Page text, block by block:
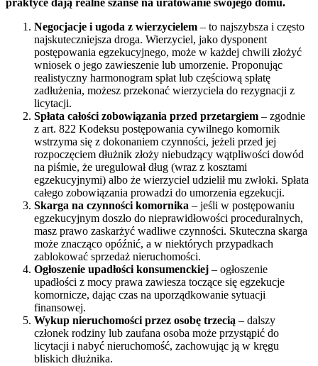
praktyce dają realne szanse na uratowanie swojego domu.
Negocjacje i ugoda z wierzycielem – to najszybsza i często
najskuteczniejsza droga. Wierzyciel, jako dysponent
postępowania egzekucyjnego, może w każdej chwili złożyć
wniosek o jego zawieszenie lub umorzenie. Proponując
realistyczny harmonogram spłat lub częściową spłatę
zadłużenia, możesz przekonać wierzyciela do rezygnacji z
licytacji.
Spłata całości zobowiązania przed przetargiem – zgodnie
z art. 822 Kodeksu postępowania cywilnego komornik
wstrzyma się z dokonaniem czynności, jeżeli przed jej
rozpoczęciem dłużnik złoży niebudzący wątpliwości dowód
na piśmie, że uregulował dług (wraz z kosztami
egzekucyjnymi) albo że wierzyciel udzielił mu zwłoki. Spłata
całego zobowiązania prowadzi do umorzenia egzekucji.
Skarga na czynności komornika – jeśli w postępowaniu
egzekucyjnym doszło do nieprawidłowości proceduralnych,
masz prawo zaskarżyć wadliwe czynności. Skuteczna skarga
może znacząco opóźnić, a w niektórych przypadkach
zablokować sprzedaż nieruchomości.
Ogłoszenie upadłości konsumenckiej – ogłoszenie
upadłości z mocy prawa zawiesza toczące się egzekucje
komornicze, dając czas na uporządkowanie sytuacji
finansowej.
Wykup nieruchomości przez osobę trzecią – dalszy
członek rodziny lub zaufana osoba może przystąpić do
licytacji i nabyć nieruchomość, zachowując ją w kręgu
bliskich dłużnika.